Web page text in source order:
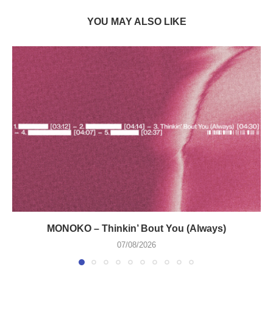
YOU MAY ALSO LIKE
MONOKO – Thinkin’ Bout You (Always)
07/08/2026